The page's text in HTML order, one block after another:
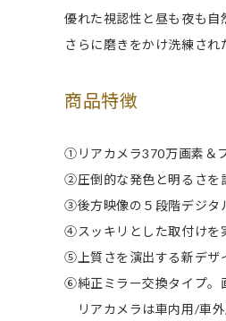
優れた視認性と昼も夜も自
さらに磨きをかけ洗練され
商品特徴
①リアカメラ370万画素＆
②圧倒的な発色と明るさを
③後方映像の５段階デジタ
④スッキリとした取付けを
⑤上質さを演出する新デザ
⑥純正ミラー交換タイプ。
リアカメラは車内用/車